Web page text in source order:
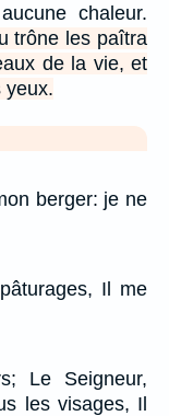
chaleur.
trône les paîtra
de la vie, et
yeux.
berger: je ne
Il me
Le Seigneur,
les visages, Il